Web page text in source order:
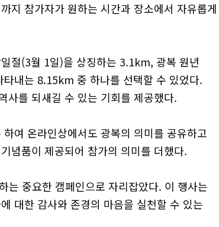
지 참가자가 원하는 시간과 장소에서 자유롭게
절(3월 1일)을 상징하는 3.1km, 광복 원년
내는 8.15km 중 하나를 선택할 수 있었다.
사를 되새길 수 있는 기회를 제공했다.
여 온라인상에서도 광복의 의미를 공유하고
념품이 제공되어 참가의 의미를 더했다.
는 중요한 캠페인으로 자리잡았다. 이 행사는
대한 감사와 존경의 마음을 실천할 수 있는